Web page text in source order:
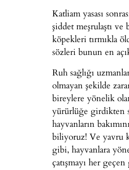
Katliam yasası
şiddet meşrulaştı
köpekleri tırmıkla
sözleri bunun en
Ruh sağlığı
olmayan şekilde
bireylere yönelik
yürürlüğe girdikten
hayvanların
biliyoruz! Ve yavru
gibi, hayvanlara
çatışmayı her